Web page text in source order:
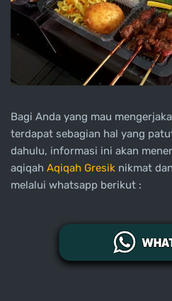
Bagi Anda yang mau
terdapat sebagian hal yang
dahulu, informasi ini akan
aqiqah Aqiqah Gresik nikmat
melalui whatsapp berikut :